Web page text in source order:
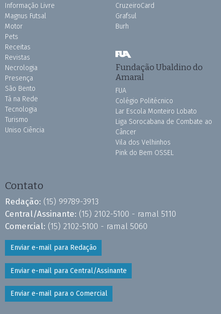
Informação Livre
Magnus Futsal
Motor
Pets
Receitas
Revistas
Necrologia
Presença
São Bento
Tá na Rede
Tecnologia
Turismo
Uniso Ciência
CruzeiroCard
Grafsul
Burh
Fundação Ubaldino do
Amaral
FUA
Colégio Politécnico
Lar Escola Monteiro Lobato
Liga Sorocabana de Combate ao
Câncer
Vila dos Velhinhos
Pink do Bem OSSEL
Contato
Redação: (15) 99789-3913
Central/Assinante: (15) 2102-5100 - ramal 5110
Comercial: (15) 2102-5100 - ramal 5060
Enviar e-mail para Redação
Enviar e-mail para Central/Assinante
Enviar e-mail para o Comercial